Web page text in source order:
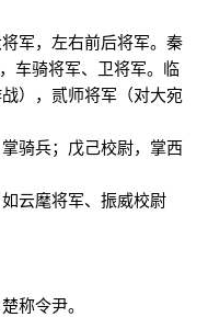
军，左右前后将军。秦
车骑将军、卫将军。临
），贰师将军（对大宛
骑兵；戊己校尉，掌西
云麾将军、振威校尉
称令尹。